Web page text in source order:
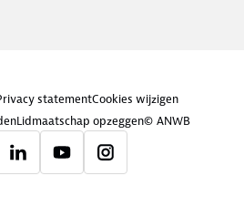
statementCookies wijzigen
Lidmaatschap opzeggen© ANWB